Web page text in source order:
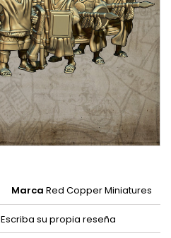
Marca Red Copper Miniatures
Escriba su propia reseña